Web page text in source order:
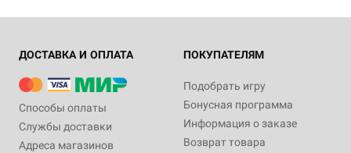
ДОСТАВКА И ОПЛАТА
Способы оплаты
Службы доставки
Адреса магазинов
ПОКУПАТЕЛЯМ
Подобрать игру
Бонусная программа
Информация о заказе
Возврат товара